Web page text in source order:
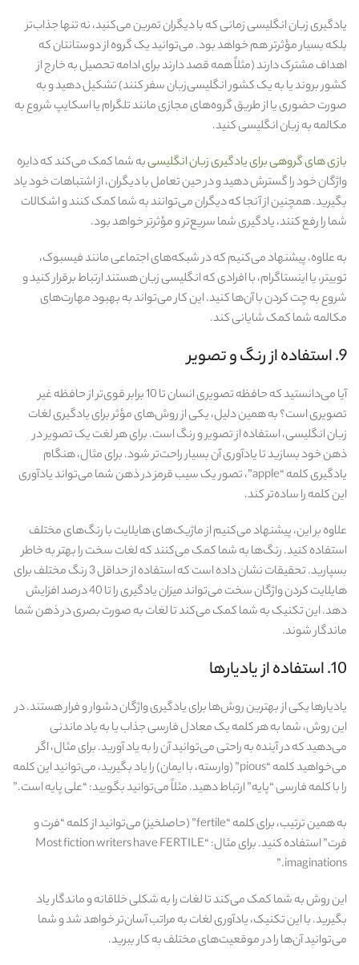
یادگیری زبان انگلیسی زمانی که با دیگران تمرین می‌کنید، نه تنها جذاب‌تر
بلکه بسیار مؤثرتر هم خواهد بود. می‌توانید یک گروه از دوستانتان که
اهداف مشترک دارند (مثلاً همه قصد دارند برای ادامه تحصیل به خارج از
کشور بروند یا به یک کشور انگلیسی‌زبان سفر کنند) تشکیل دهید و به
صورت حضوری یا از طریق گروه‌های مجازی مانند تلگرام یا اسکایپ شروع به
مکالمه به زبان انگلیسی کنید.
بازی های گروهی برای یادگیری زبان انگلیسیبه شما کمک می‌کند که دایره
واژگان خود را گسترش دهید و در حین تعامل با دیگران، از اشتباهات خود یاد
بگیرید. همچنین از آنجا که دیگران می‌توانند به شما کمک کنند و اشکالات
شما را رفع کنند، یادگیری شما سریع‌تر و مؤثرتر خواهد بود.
به علاوه، پیشنهاد می‌کنیم که در شبکه‌های اجتماعی مانند فیسبوک،
توییتر، یا اینستاگرام، با افرادی که انگلیسی‌ زبان هستند ارتباط برقرار کنید و
شروع به چت کردن با آن‌ها کنید. این کار می‌تواند به بهبود مهارت‌های
مکالمه شما کمک شایانی کند.
9. استفاده از رنگ و تصویر
آیا می‌دانستید که حافظه تصویری انسان تا 10 برابر قوی‌تر از حافظه غیر
تصویری است؟ به همین دلیل، یکی از روش‌های مؤثر برای یادگیری لغات
زبان انگلیسی، استفاده از تصویر و رنگ است. برای هر لغت یک تصویر در
ذهن خود بسازید تا یادآوری آن بسیار راحت‌تر شود. برای مثال، هنگام
یادگیری کلمه “apple”، تصور یک سیب قرمز در ذهن شما می‌تواند یادآوری
این کلمه را ساده‌تر کند.
علاوه بر این، پیشنهاد می‌کنیم از ماژیک‌های هایلایت با رنگ‌های مختلف
استفاده کنید. رنگ‌ها به شما کمک می‌کنند که لغات سخت را بهتر به خاطر
بسپارید. تحقیقات نشان داده است که استفاده از حداقل 3 رنگ مختلف برای
هایلایت کردن واژگان سخت می‌تواند میزان یادگیری را تا 40 درصد افزایش
دهد. این تکنیک به شما کمک می‌کند تا لغات به صورت بصری در ذهن شما
ماندگار شوند.
10. استفاده از یادیارها
یادیارها یکی از بهترین روش‌ها برای یادگیری واژگان دشوار و فرار هستند. در
این روش، شما به هر کلمه یک معادل فارسی جذاب یا به یاد ماندنی
می‌دهید که در آینده به راحتی می‌توانید آن را به یاد آورید. برای مثال، اگر
می‌خواهید کلمه “pious” (وارسته، با ایمان) را یاد بگیرید، می‌توانید این کلمه
را با کلمه فارسی “پایه” ارتباط دهید. مثلاً می‌توانید بگویید: “علی پایه است.”
به همین ترتیب، برای کلمه “fertile” (حاصلخیز) می‌توانید از کلمه “فرت و
فرت” استفاده کنید. برای مثال: “Most fiction writers have FERTILE
imaginations.”
این روش به شما کمک می‌کند تا لغات را به شکلی خلاقانه و ماندگار یاد
بگیرید. با این تکنیک، یادآوری لغات به مراتب آسان‌تر خواهد شد و شما
می‌توانید آن‌ها را در موقعیت‌های مختلف به کار ببرید.